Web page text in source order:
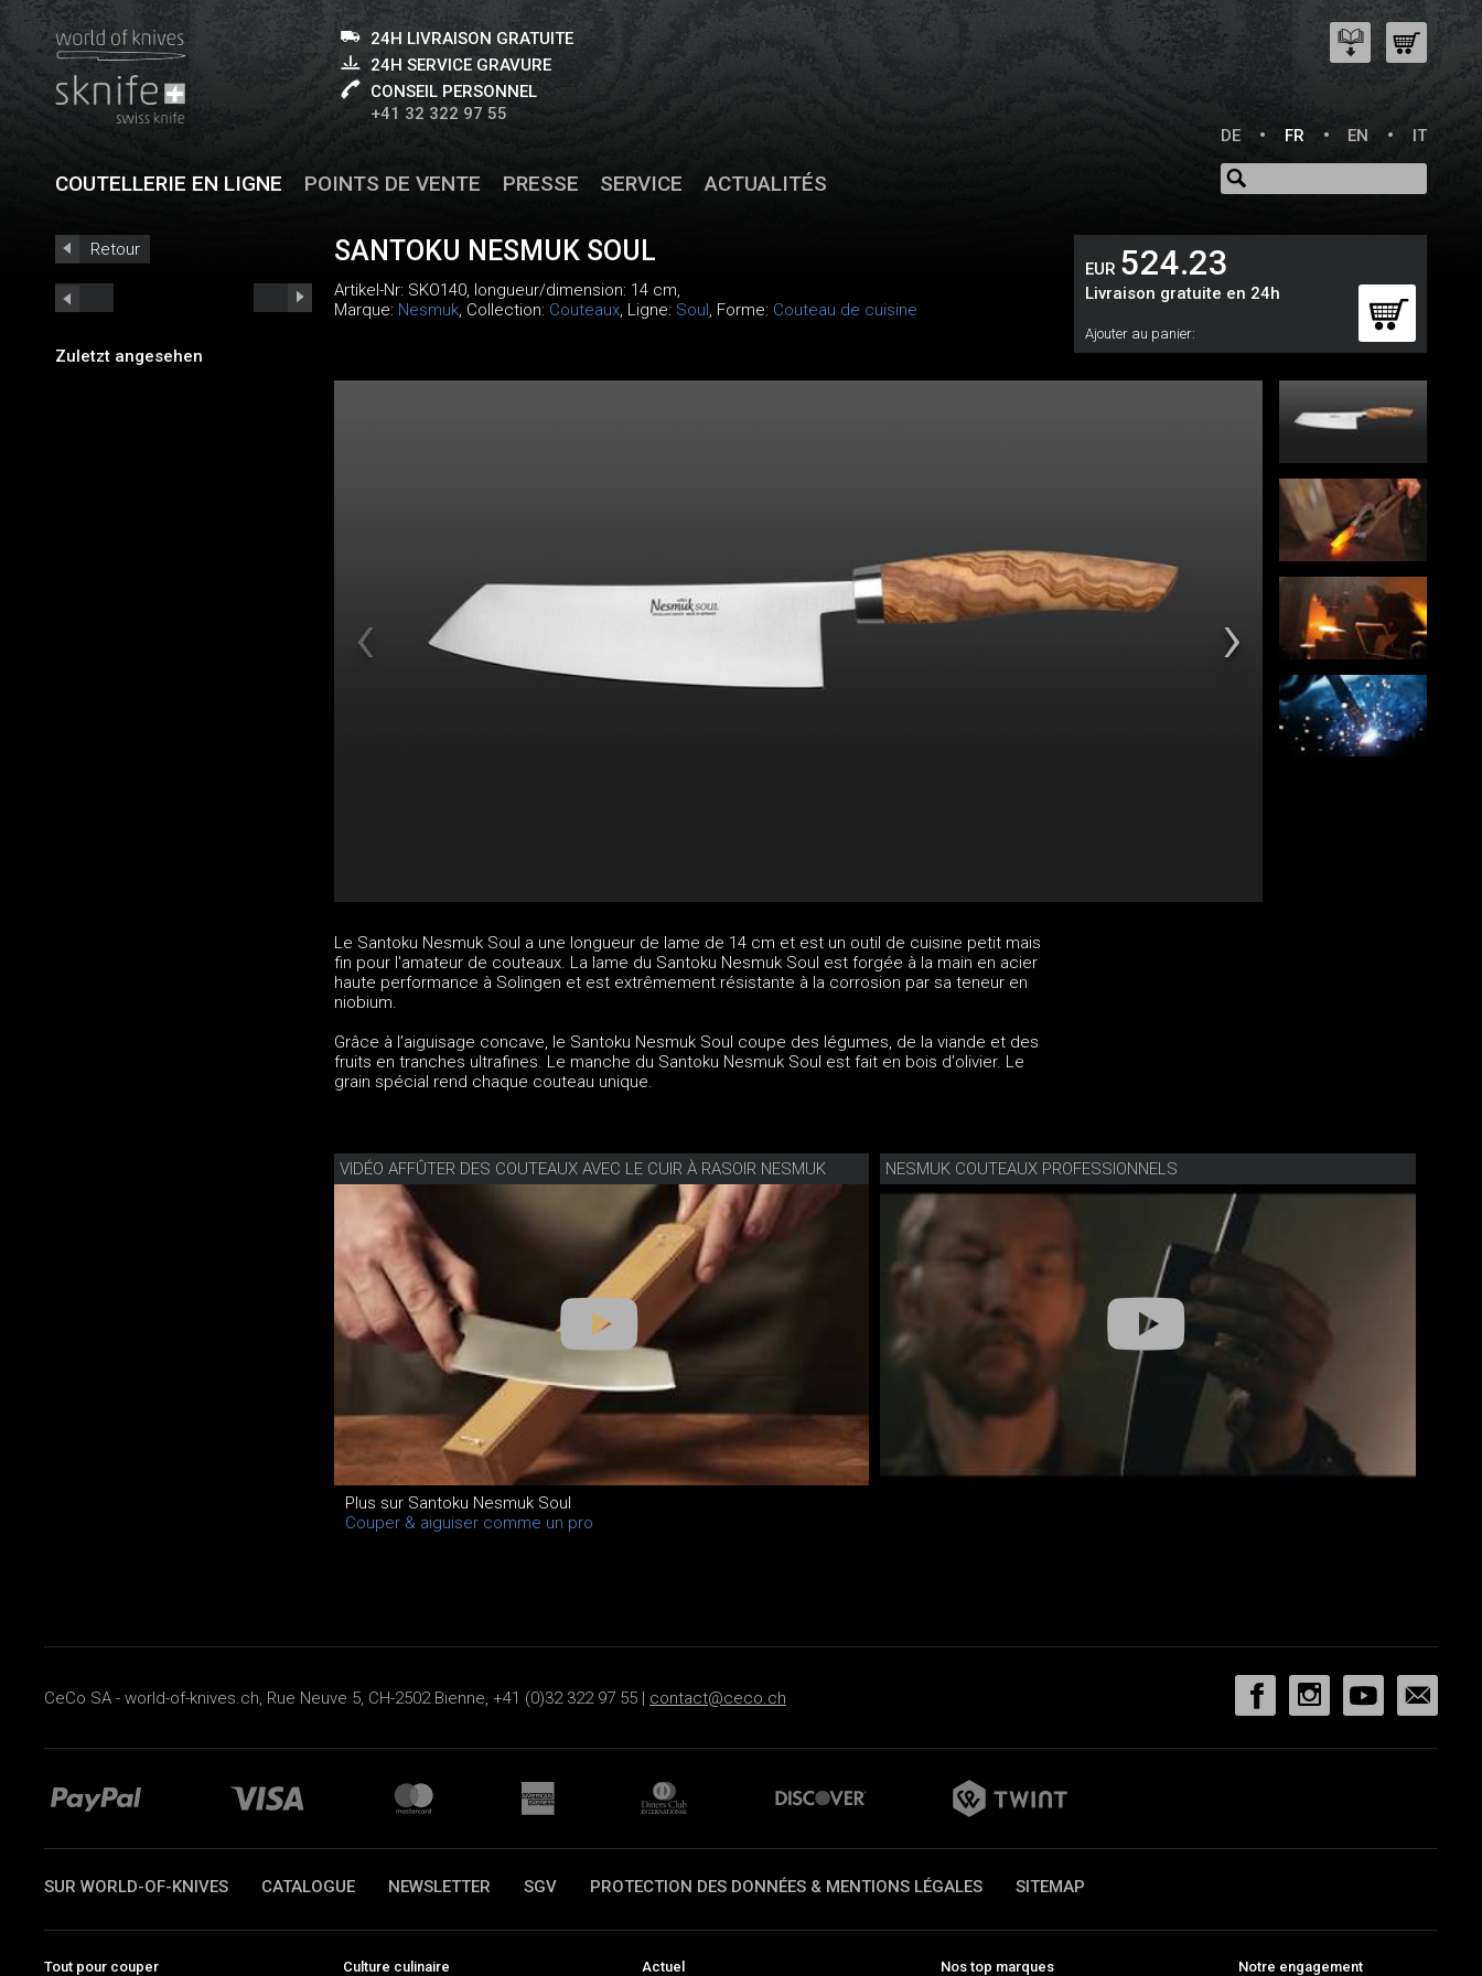
24H LIVRAISON GRATUITE
24H SERVICE GRAVURE
CONSEIL PERSONNEL
+41 32 322 97 55
DE
FR EN IT
COUTELLERIE EN LIGNE POINTS DE VENTE PRESSE SERVICE ACTUALITÉS
Retour
Zuletzt angesehen
SANTOKU NESMUK SOUL
Artikel-Nr: SKO140, longueur/dimension: 14 cm,
Marque: Nesmuk, Collection: Couteaux, Ligne: Soul, Forme: Couteau de cuisine
EUR 524.23
Livraison gratuite en 24h
Ajouter au panier:
Le Santoku Nesmuk Soul a une longueur de lame de 14 cm et est un outil de cuisine petit mais
fin pour l'amateur de couteaux. La lame du Santoku Nesmuk Soul est forgée à la main en acier
haute performance à Solingen et est extrêmement résistante à la corrosion par sa teneur en
niobium.
Grâce à l’aiguisage concave, le Santoku Nesmuk Soul coupe des légumes, de la viande et des
fruits en tranches ultrafines. Le manche du Santoku Nesmuk Soul est fait en bois d'olivier. Le
grain spécial rend chaque couteau unique.
VIDÉO AFFÛTER DES COUTEAUX AVEC LE CUIR À RASOIR NESMUK NESMUK COUTEAUX PROFESSIONNELS
Plus sur Santoku Nesmuk Soul
Couper & aiguiser comme un pro
CeCo SA - world-of-knives.ch, Rue Neuve 5, CH-2502 Bienne, +41 (0)32 322 97 55 | contact@ceco.ch
SUR WORLD-OF-KNIVES CATALOGUE NEWSLETTER SGV PROTECTION DES DONNÉES & MENTIONS LÉGALES SITEMAP
Tout pour couper Culture culinaire Actuel Nos top marques Notre engagement